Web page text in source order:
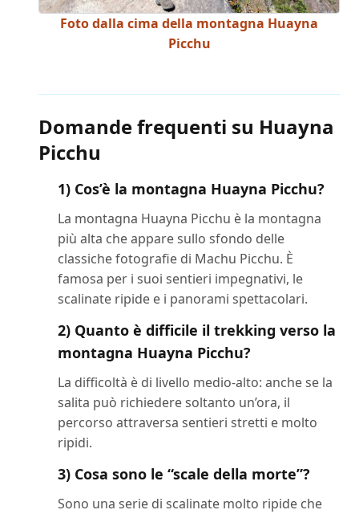
Foto dalla cima della montagna Huayna
Picchu
Domande frequenti su Huayna
Picchu
1) Cos’è la montagna Huayna Picchu?
La montagna Huayna Picchu è la montagna
più alta che appare sullo sfondo delle
classiche fotografie di Machu Picchu. È
famosa per i suoi sentieri impegnativi, le
scalinate ripide e i panorami spettacolari.
2) Quanto è difficile il trekking verso la
montagna Huayna Picchu?
La difficoltà è di livello medio-alto: anche se la
salita può richiedere soltanto un’ora, il
percorso attraversa sentieri stretti e molto
ripidi.
3) Cosa sono le “scale della morte”?
Sono una serie di scalinate molto ripide che